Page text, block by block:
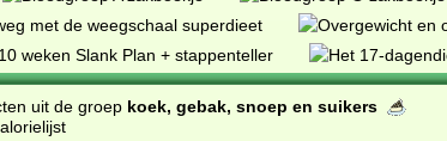
uit de groep koek, gebak, snoep en suikers